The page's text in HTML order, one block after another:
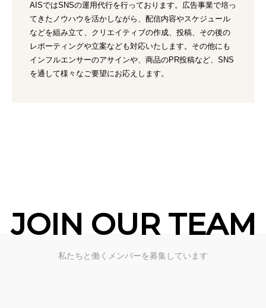
AISではSNSの運用代行を行っております。広告事業で培っ
てきたノウハウを活かしながら、配信内容やスケジュール
などを組み立て、クリエイティブの作成、投稿、その後の
レポーティングや立案なども対応いたします。その他にも
インフルエンサーのアサインや、商品のPR投稿など、SNS
を通して様々なご要望にお応えします。
JOIN OUR TEAM
私たちと働くメンバーを募集しています